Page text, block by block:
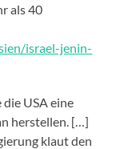
als 40
israel-jenin-
die USA eine
herstellen. […]
klaut den